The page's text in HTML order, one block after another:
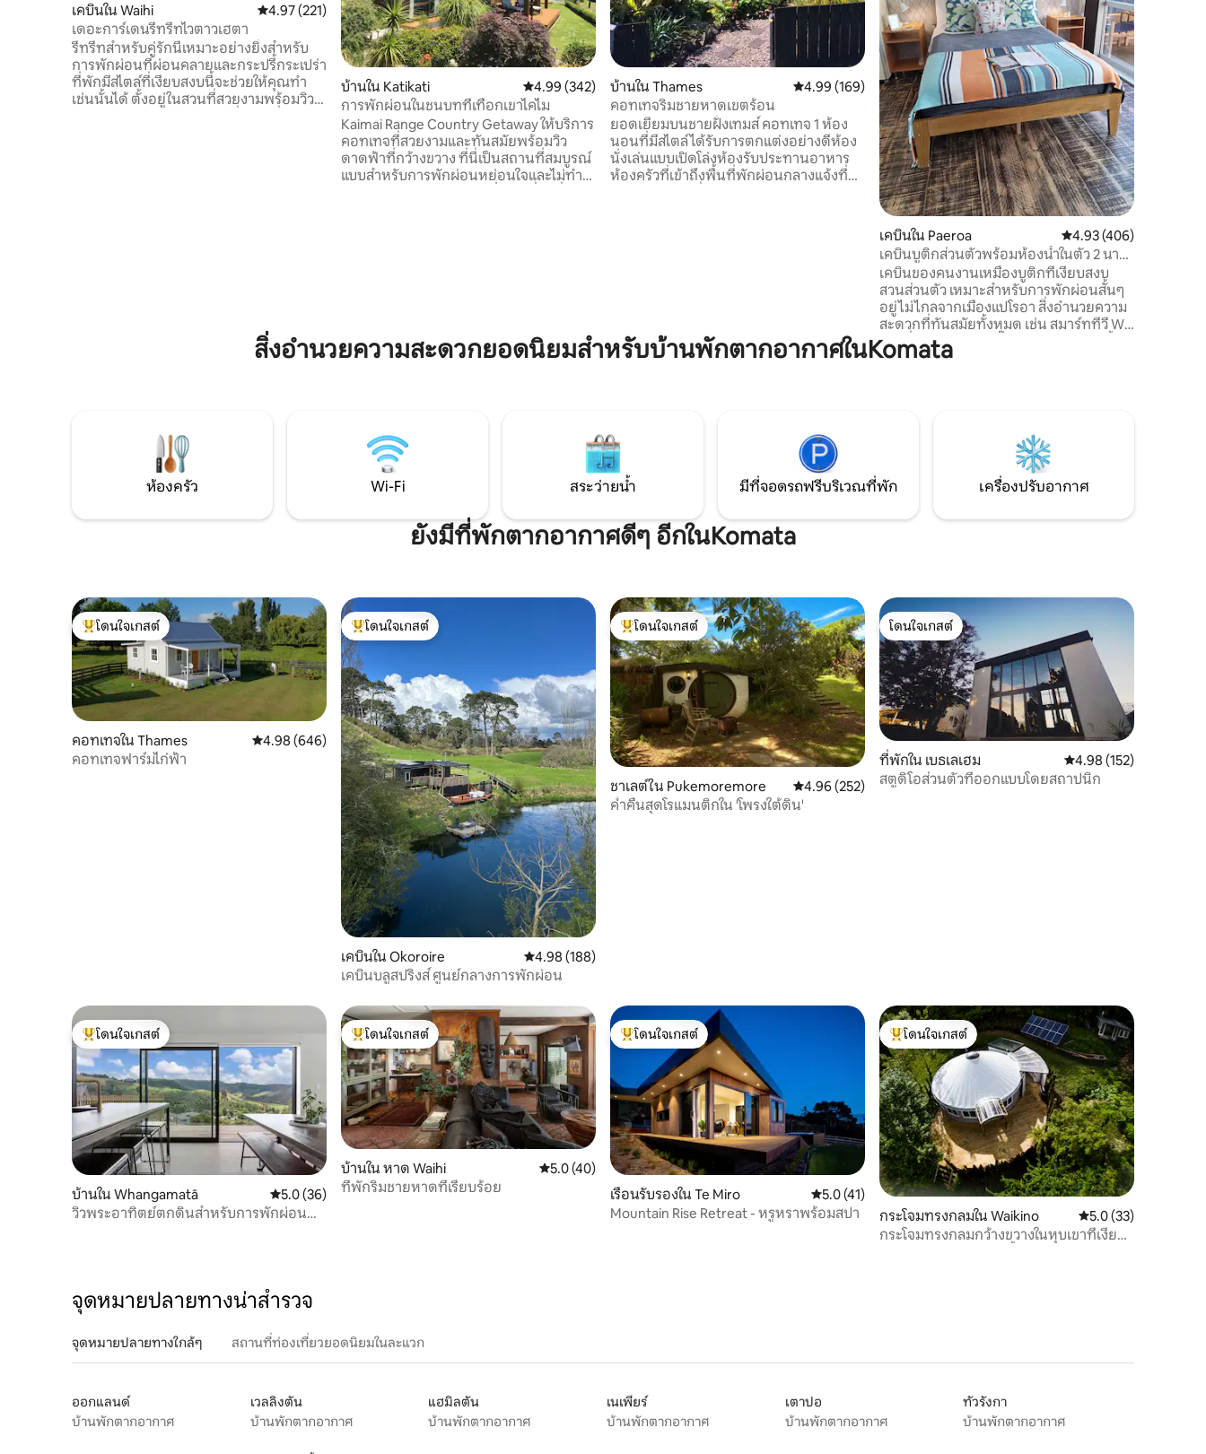
เคบินใน Waihi คะแนนเฉลี่ย 4.97 จาก 5, 221 รีวิว
4.97 (221)
เดอะการ์เดนรีทรีทไวตาวเฮตา
รีทรีทสำหรับคู่รักนี้เหมาะอย่างยิ่งสำหรับ
การพักผ่อนที่ผ่อนคลายและกระปรี้กระเปร่า
ที่พักมีสไตล์ที่เงียบสงบนี้จะช่วยให้คุณทำ
เช่นนั้นได้ ตั้งอยู่ในสวนที่สวยงามพร้อมวิว
บ้านใน Katikati คะแนนเฉลี่ย 4.99 จาก 5, 342 รีวิว
4.99 (342)
การพักผ่อนในชนบทที่เทือกเขาไคไม
Kaimai Range Country Getaway ให้บริการ
คอทเทจที่สวยงามและทันสมัยพร้อมวิว
ดาดฟ้าที่กว้างขวาง ที่นี่เป็นสถานที่สมบูรณ์
แบบสำหรับการพักผ่อนหย่อนใจและไม่ทำ
บ้านใน Thames คะแนนเฉลี่ย 4.99 จาก 5, 169 รีวิว
4.99 (169)
คอทเทจริมชายหาดเขตร้อน
ยอดเยี่ยมบนชายฝั่งเทมส์ คอทเทจ 1 ห้อง
นอนที่มีสไตล์ได้รับการตกแต่งอย่างดีห้อง
นั่งเล่นแบบเปิดโล่งห้องรับประทานอาหาร
ห้องครัวที่เข้าถึงพื้นที่พักผ่อนกลางแจ้งที่น่า
เคบินใน Paeroa คะแนนเฉลี่ย 4.93 จาก
4.93 (406)
เคบินบูติกส่วนตัวพร้อมห้องน้ำในตัว 2 นาที
ถึงตัวเมือง!
เคบินของคนงานเหมืองบูติกที่เงียบสงบ
สวนส่วนตัว เหมาะสำหรับการพักผ่อนสั้นๆ
อยู่ไม่ไกลจากเมืองแปโรอา สิ่งอำนวยความ
สะดวกที่ทันสมัยทั้งหมด เช่น สมาร์ททีวี Wi-
Fi เครื่องปรับอากาศ ปั๊มความร้อน ห้องน้ำใน
ตัว และครัวเล็ก สวนส่วนตัว ผ้าปูที่นอนและ
สำรวจ Coromandel ไม่ว่าคุณจะต้องการ
พักผ่อนชาร์จพลังหรือจุดประกายการผจญ
ภัย!
สิ่งอำนวยความสะดวกยอดนิยมสำหรับบ้านพักตากอากาศในKomata
ห้องครัว Wi-Fi สระว่ายน้ำ มีที่จอดรถฟรีบริเวณที่พัก เครื่องปรับอากาศ
ยังมีที่พักตากอากาศดีๆ อีกในKomata
โดนใจเกสต์ที่สุด
โดนใจเกสต์
คอทเทจใน Thames คะแนนเฉลี่ย 4.98 จาก 5, 646 รีวิว
4.98 (646)
คอทเทจฟาร์มไก่ฟ้า
โดนใจเกสต์ที่สุด
โดนใจเกสต์
เคบินใน Okoroire คะแนนเฉลี่ย 4.98 จาก 5, 188 รีวิว
4.98 (188)
เคบินบลูสปริงส์ ศูนย์กลางการพักผ่อน
โดนใจเกสต์ที่สุด
โดนใจเกสต์
ชาเลต์ใน Pukemoremore คะแนนเฉลี่ย 4.96 จาก 5, 252 รีวิว
4.96 (252)
ค่ำคืนสุดโรแมนติกใน 'โพรงใต้ดิน'
โดนใจเกสต์
โดนใจเกสต์
ที่พักใน เบธเลเฮม คะแนนเฉลี่ย 4.98 จาก
4.98 (152)
สตูดิโอส่วนตัวที่ออกแบบโดยสถาปนิก
โดนใจเกสต์ที่สุด
โดนใจเกสต์
บ้านใน Whangamatā คะแนนเฉลี่ย 5.0 จาก 5, 36 รีวิว
5.0 (36)
วิวพระอาทิตย์ตกดินสำหรับการพักผ่อน
โดนใจเกสต์ที่สุด
โดนใจเกสต์
บ้านใน หาด Waihi คะแนนเฉลี่ย 5.0 จาก 5, 40 รีวิว
5.0 (40)
ที่พักริมชายหาดที่เรียบร้อย
โดนใจเกสต์ที่สุด
โดนใจเกสต์
เรือนรับรองใน Te Miro คะแนนเฉลี่ย 5.0 จาก 5, 41 รีวิว
5.0 (41)
Mountain Rise Retreat - หรูหราพร้อมสปา
โดนใจเกสต์ที่สุด
โดนใจเกสต์
กระโจมทรงกลมใน Waikino คะแนนเฉลี่ย 5.0 จาก
5.0 (33)
กระโจมทรงกลมกว้างขวางในหุบเขาที่เงียบ
จุดหมายปลายทางน่าสำรวจ
จุดหมายปลายทางใกล้ๆ สถานที่ท่องเที่ยวยอดนิยมในละแวก
ออกแลนด์
บ้านพักตากอากาศ
เวลลิงตัน
บ้านพักตากอากาศ
แฮมิลตัน
บ้านพักตากอากาศ
เนเพียร์
บ้านพักตากอากาศ
เตาปอ
บ้านพักตากอากาศ
ทัวรังกา
บ้านพักตากอากาศ